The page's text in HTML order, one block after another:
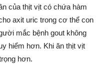
của thịt vịt có chứa hàm
axit uric trong cơ thể con
mắc bệnh gout không
hiểm hơn. Khi ăn thịt vịt
hơn.